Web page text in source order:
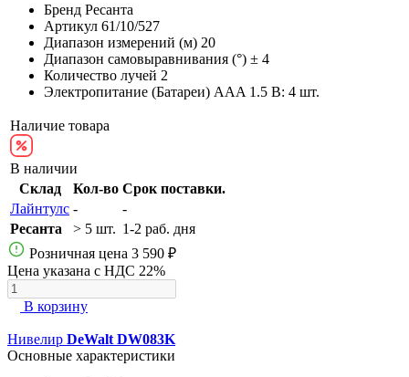
Бренд Ресанта
Артикул 61/10/527
Диапазон измерений (м) 20
Диапазон самовыравнивания (°) ± 4
Количество лучей 2
Электропитание (Батареи) AАA 1.5 В: 4 шт.
Наличие товара
В наличии
Склад
Кол-во Срок поставки.
Лайнтулс -
-
Ресанта
> 5 шт. 1-2 раб. дня
Розничная цена 3 590 ₽
Цена указана с НДС 22%
В корзину
Нивелир DeWalt DW083K
Основные характеристики